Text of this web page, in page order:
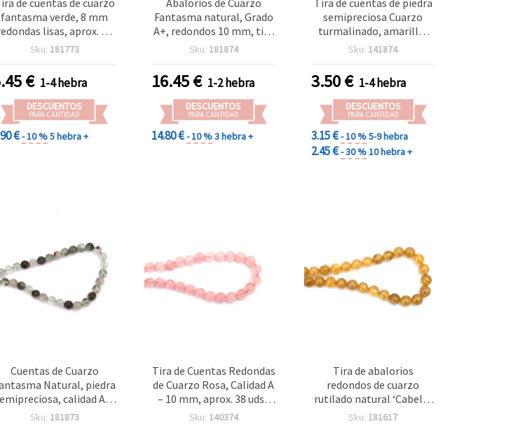
fantasma verde, 8 mm
lisas, aprox. 49
uds – cuentas de piedra
bisutería, abalorios y
manualidades DIY
Sku: 181773
€ 1-4 hebra
DESCUENTOS
PARA CANTIDAD
€- 10 %5 hebra +
Fantasma natural, Grado
A+, redondos 10 mm, tira
de aprox. 37 uds — Piedras
bisutería y manualidades,
pulseras y collares DIY
Sku: 181874
16.45€ 1-2 hebra
DESCUENTOS
PARA CANTIDAD
14.80 €- 10 %3 hebra +
semipreciosa Cuarzo
turmalinado, amarillo,
redondas, 10 mm, aprox.
Sku: 141874
3.50€ 1-4 hebra
DESCUENTOS
PARA CANTIDAD
3.15 €- 10 %5-9 hebra
2.45 €- 30 %10 hebra +
Cuentas de Cuarzo
Natural, piedra
calidad A+,
redondas 8 mm, tira de
Sku: 181873
Tira de Cuentas Redondas
de Cuarzo Rosa, Calidad A
– 10 mm, aprox. 38 uds.,
Piedra Semipreciosa
Sku: 140374
Tira de abalorios
redondos de cuarzo
rutilado natural ‘Cabello
de Venus’, piedra
Sku: 181617